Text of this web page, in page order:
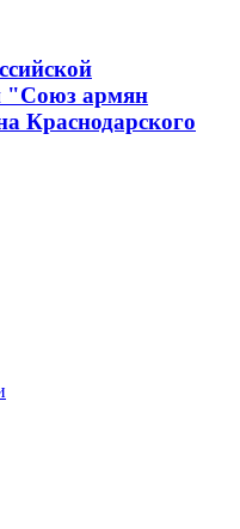
"Союз армян
Краснодарского